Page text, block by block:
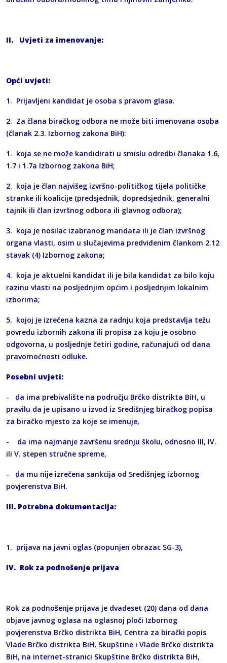
II. Uvjeti za imenovanje:
Opći uvjeti:
1. Prijavljeni kandidat je osoba s pravom glasa.
2. Za člana biračkog odbora ne može biti imenovana osoba
(članak 2.3. Izbornog zakona BiH):
1. koja se ne može kandidirati u smislu odredbi članaka 1.6,
1.7 i 1.7a Izbornog zakona BiH;
2. koja je član najvišeg izvršno-političkog tijela političke
stranke ili koalicije (predsjednik, dopredsjednik, generalni
tajnik ili član izvršnog odbora ili glavnog odbora);
3. koja je nosilac izabranog mandata ili je član izvršnog
organa vlasti, osim u slučajevima predviđenim člankom 2.12
stavak (4) Izbornog zakona;
4. koja je aktuelni kandidat ili je bila kandidat za bilo koju
razinu vlasti na posljednjim općim i posljednjim lokalnim
izborima;
5. kojoj je izrečena kazna za radnju koja predstavlja težu
povredu izbornih zakona ili propisa za koju je osobno
odgovorna, u posljednje četiri godine, računajući od dana
pravomoćnosti odluke.
Posebni uvjeti:
- da ima prebivalište na području Brčko distrikta BiH, u
pravilu da je upisano u izvod iz Središnjeg biračkog popisa
za biračko mjesto za koje se imenuje,
- da ima najmanje završenu srednju školu, odnosno III, IV.
ili V. stepen stručne spreme,
- da mu nije izrečena sankcija od Središnjeg izbornog
povjerenstva BiH.
III. Potrebna dokumentacija:
1. prijava na javni oglas (popunjen obrazac SG-3),
IV. Rok za podnošenje prijava
Rok za podnošenje prijava je dvadeset (20) dana od dana
objave javnog oglasa na oglasnoj ploči Izbornog
povjerenstva Brčko distrikta BiH, Centra za birački popis
Vlade Brčko distrikta BiH, Skupštine i Vlade Brčko distrikta
BiH, na internet-stranici Skupštine Brčko distrikta BiH,